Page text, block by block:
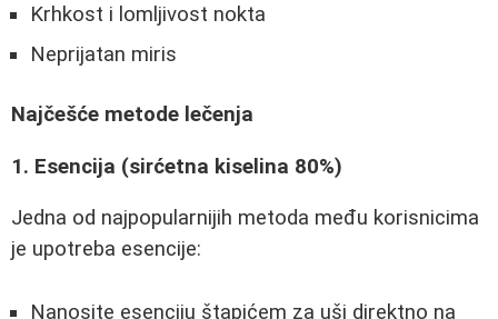
Krhkost i lomljivost nokta
Neprijatan miris
Najčešće metode lečenja
1. Esencija (sirćetna kiselina 80%)
Jedna od najpopularnijih metoda među korisnicima
je upotreba esencije:
Nanosite esenciju štapićem za uši direktno na